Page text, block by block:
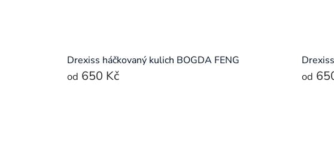
Drexiss háčkovaný kulich BOGDA FENG
od 650 Kč od